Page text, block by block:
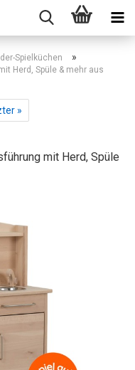
Spielküchen »
Herd, Spüle & mehr aus
»
mit Herd, Spüle